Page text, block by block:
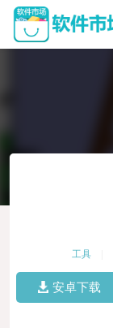
工具
安卓下载